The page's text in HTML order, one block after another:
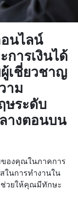
นไลน์
การเงินได้
เชี่ยวชาญ
าม
ษระดับ
างตอนบน
องคุณในภาคการ
ในการทำงานใน
วยให้คุณมีทักษะ